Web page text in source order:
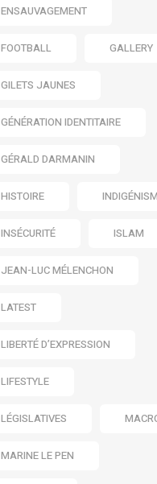
ENSAUVAGEMENT
FOOTBALL GALLERY
GILETS JAUNES
GÉNÉRATION IDENTITAIRE
GÉRALD DARMANIN
HISTOIRE
INSÉCURITÉ ISLAM
JEAN-LUC MÉLENCHON
LATEST
LIBERTÉ D’EXPRESSION
LIFESTYLE
LÉGISLATIVES
MARINE LE PEN